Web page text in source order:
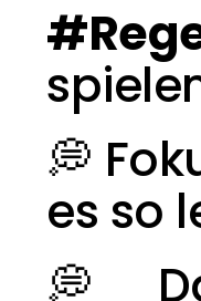
💭
es so
💭